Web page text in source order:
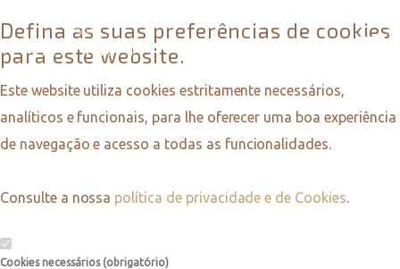
Defina as suas preferências de cookies
para este website.
Este website utiliza cookies estritamente necessários,
analíticos e funcionais, para lhe oferecer uma boa experiência
de navegação e acesso a todas as funcionalidades.
Consulte a nossa política de privacidade e de Cookies.
Cookies necessários (obrigatório)